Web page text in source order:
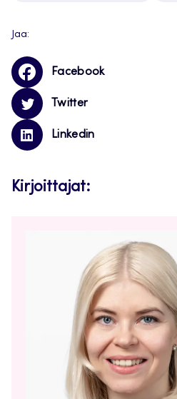
Jaa:
Facebook
Twitter
Linkedin
Kirjoittajat: